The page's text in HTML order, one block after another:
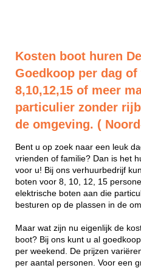
Kosten boot huren
Goedkoop per dag
8,10,12,15 of meer
particulier zonder
de omgeving. (
Bent u op zoek naar een leuk
vrienden of familie? Dan is het
voor u! Bij ons verhuurbedrijf
boten voor 8, 10, 12, 15
elektrische boten aan die
besturen op de plassen in de
Maar wat zijn nu eigenlijk de
boot? Bij ons kunt u al
per weekend. De prijzen
per aantal personen. Voor een